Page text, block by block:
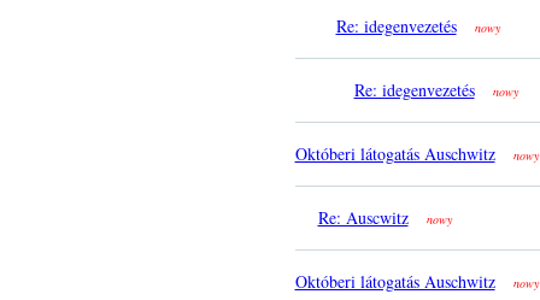
Re: idegenvezetés nowy
Re: idegenvezetés nowy
Októberi látogatás Auschwitz nowy
Re: Auscwitz nowy
Októberi látogatás Auschwitz nowy